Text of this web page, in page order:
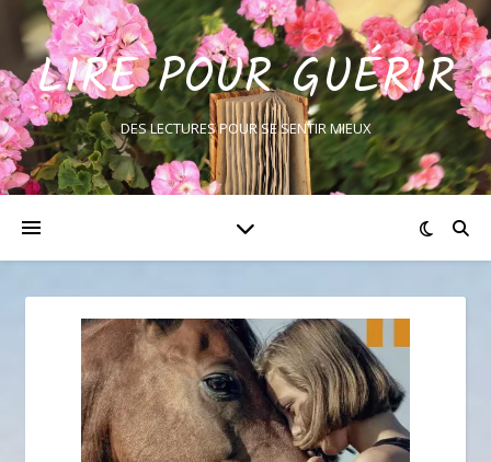
LIRE POUR GUÉRIR
DES LECTURES POUR SE SENTIR MIEUX